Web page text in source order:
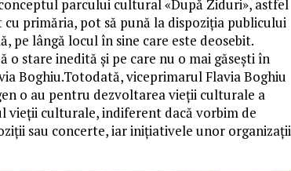
parcului cultural «După Ziduri», astfel
primăria, pot să pună la dispoziția publicului
pe lângă locul în sine care este deosebit.
stare inedită și pe care nu o mai găsești în
Boghiu.Totodată, viceprimarul Flavia Boghiu
o au pentru dezvoltarea vieții culturale a
vieții culturale, indiferent dacă vorbim de
sau concerte, iar inițiativele unor organizații